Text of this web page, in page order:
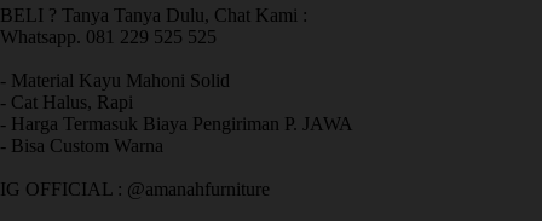
BELI ? Tanya Tanya Dulu, Chat Kami :
Whatsapp. 081 229 525 525
- Material Kayu Mahoni Solid
- Cat Halus, Rapi
- Harga Termasuk Biaya Pengiriman P. JAWA
- Bisa Custom Warna
IG OFFICIAL : @amanahfurniture